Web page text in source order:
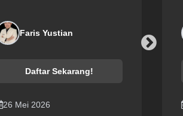
Faris Yustian
Daftar Sekarang!
26 Mei 2026